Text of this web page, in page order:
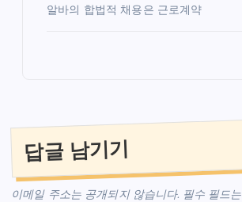
알바의 합법적 채용은 근로계약
답글 남기기
이메일 주소는 공개되지 않습니다. 필수 필드는